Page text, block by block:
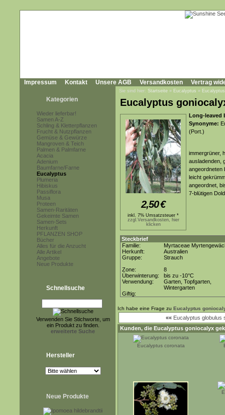
Impressum Kontakt Unsere AGB Versandkosten Vertrag
Kategorien
Wieder lieferbar!
Samen A-Z
Schling & Kletterpflanzen
Frucht & Nutzpflanzen
Gemüse & Gewürze
Mangroven & Teich
Palmen & Palmfarne
Acacia
Adenium
Baumfarne/Farne
Eucalyptus
Plumeria
Hibiskus
Passiflora
Musa
Proteen
Samen-Raritäten
Gekeimte Samen
Samen-Sets
Herkunft
PFLANZEN SHOP
Bücher
Alles für die Anzucht
Alle Artikel
Angebote
Neue Produkte
Schnellsuche
Verwenden Sie Stichworte, um
ein Produkt zu finden.
erweiterte Suche
Hersteller
Neue Produkte
Sie sind hier: Startseite » Eucalyptus »
Eucalyptus
2,50€
inkl. 7% Umsatzsteuer *
zzgl.Versandkosten, hier
klicken
Long-leaved
Synonyme:
(Port.)
immergrüner,
ausladenden,
angeordneten
leicht
angeordnet,
7-blütigen
Steckbrief
Familie:
Myrtaceae
Herkunft:
Australien
Gruppe:
Strauch
Zone:
8
Überwinterung:
bis zu -10°C
Verwendung:
Garten, Topfgarten,
Wintergarten
Giftig:
Ich habe eine Frage zu Eucalyptus
«« Eucalyptus globulus
Kunden, die Eucalyptus goniocalyx
Eucalyptus coronata